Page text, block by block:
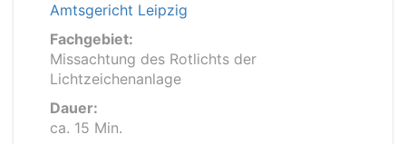
Amtsgericht Leipzig
Fachgebiet:
Missachtung des Rotlichts der
Lichtzeichenanlage
Dauer:
ca. 15 Min.